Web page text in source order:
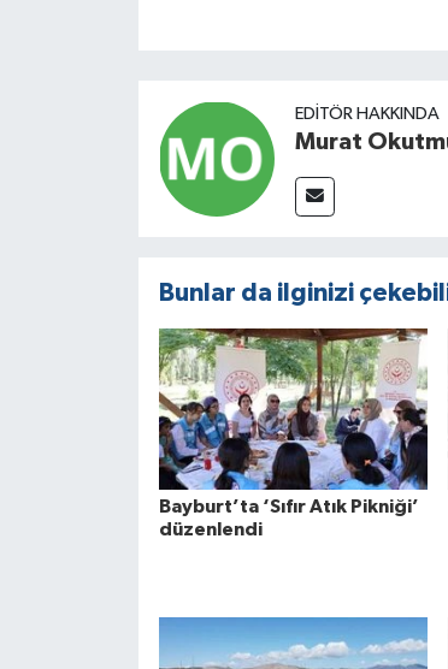
EDITÖR HAKKINDA
Murat
Bunlar da ilginizi
Bayburt’ta ‘Sıfır Atık Pikniği’
düzenlendi